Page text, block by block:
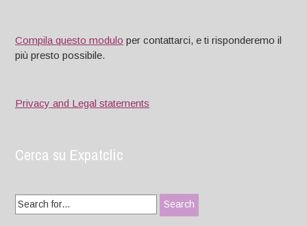
Compila questo modulo per contattarci, e ti risponderemo il
più presto possibile.
Privacy and Legal statements
Cerca su Expatclic
Search
for: